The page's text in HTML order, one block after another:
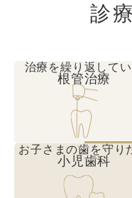
診
治療を繰り返して
根管治療
お子さまの歯を守り
小児歯科